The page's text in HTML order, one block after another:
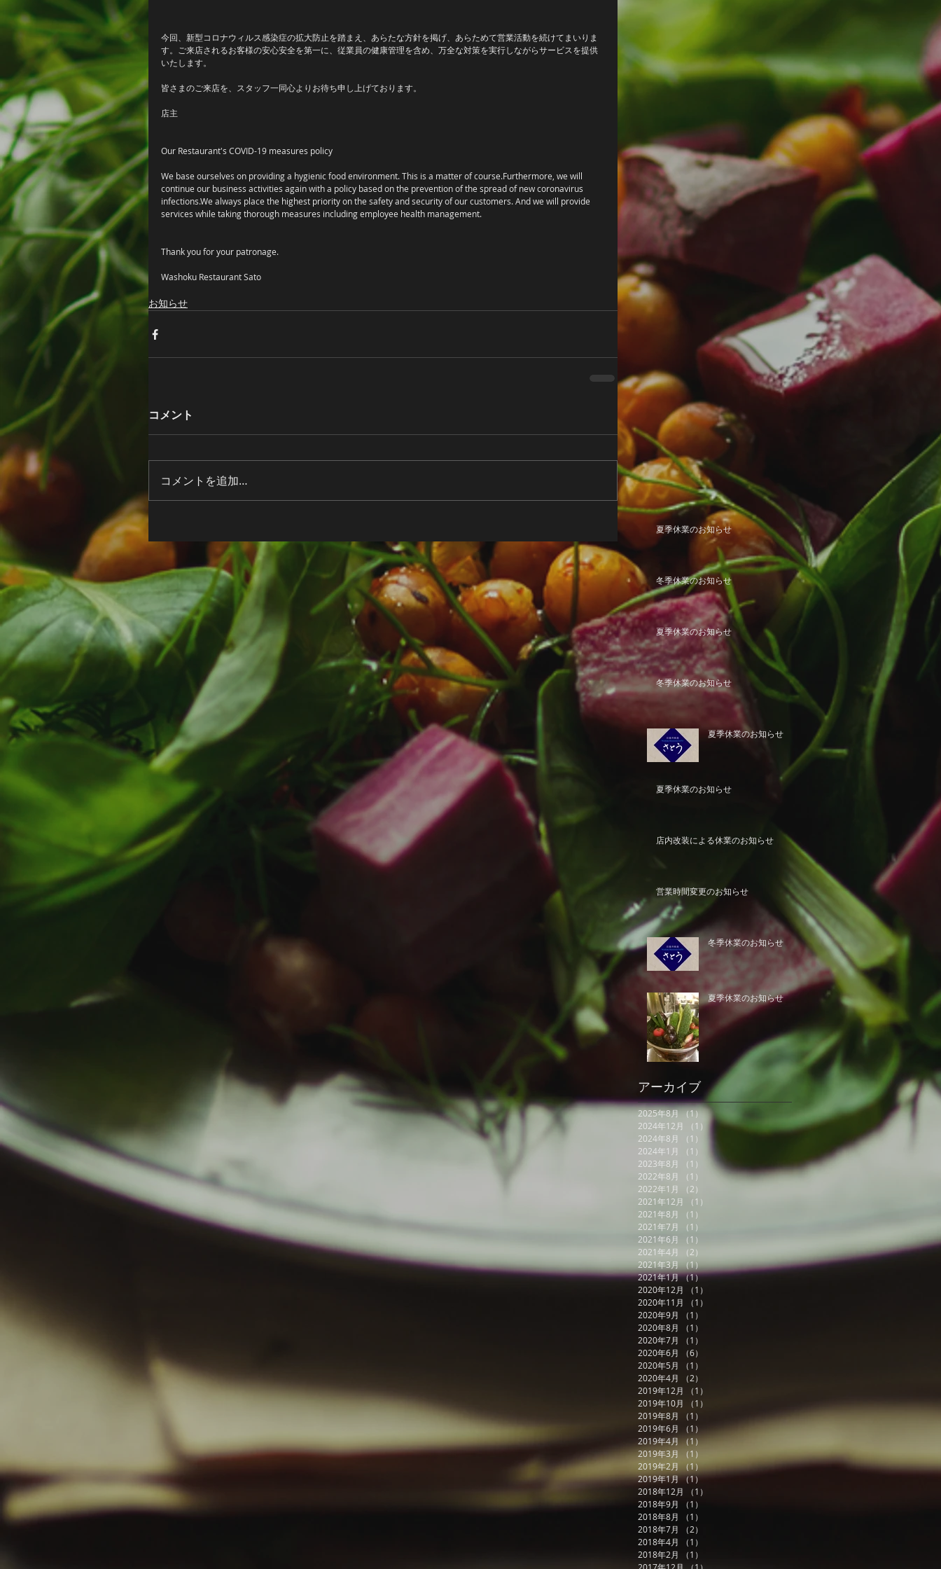
今回、新型コロナウィルス感染症の拡大防止を踏まえ、あらたな方針を掲げ、あらためて営業活動を続けてまいりま
す。ご来店されるお客様の安心安全を第一に、従業員の健康管理を含め、万全な対策を実行しながらサービスを提供
いたします。
皆さまのご来店を、スタッフ一同心よりお待ち申し上げております。
店主
Our Restaurant's COVID-19 measures policy
We base ourselves on providing a hygienic food environment. This is a matter of course.Furthermore, we will
continue our business activities again with a policy based on the prevention of the spread of new coronavirus
infections.We always place the highest priority on the safety and security of our customers. And we will provide
services while taking thorough measures including employee health management.
Thank you for your patronage.
Washoku Restaurant Sato
お知らせ
コメント
コメントを追加…
夏季休業のお知らせ
冬季休業のお知らせ
夏季休業のお知らせ
冬季休業のお知らせ
夏季休業のお知らせ
夏季休業のお知らせ
店内改装による休業のお知らせ
営業時間変更のお知らせ
冬季休業のお知らせ
夏季休業のお知らせ
アーカイブ
2025年8月（1）1件の記事
2024年12月
（1）
1件の記事
2024年8月
（1）
2024年1月
（1）
2023年8月
（1）
1件の記事
2022年8月
（1）
1件の記事
2022年1月
（2）
2021年12月
（1）
2021年8月
（1）
2021年7月
（1）
2021年6月
（1）
2021年4月
（2）
2021年3月（1）1件の記事
2021年1月（1）1件の記事
2020年12月
（1）
2020年11月
（1）
2020年9月
（1）
2020年8月
（1）
2020年7月
（1）
2020年6月
（6）
2020年5月
（1）
2020年4月
（2）
2019年12月
（1）
2019年10月
（1）
2019年8月
（1）
2019年6月
（1）
1件の記事
2019年4月（1）1件の記事
2019年3月
（1）
2019年2月（1）1件の記事
2019年1月（1）1件の記事
2018年12月
（1）
2018年9月
（1）
2018年8月
（1）
2018年7月
（2）
2018年4月
（1）
2018年2月
（1）